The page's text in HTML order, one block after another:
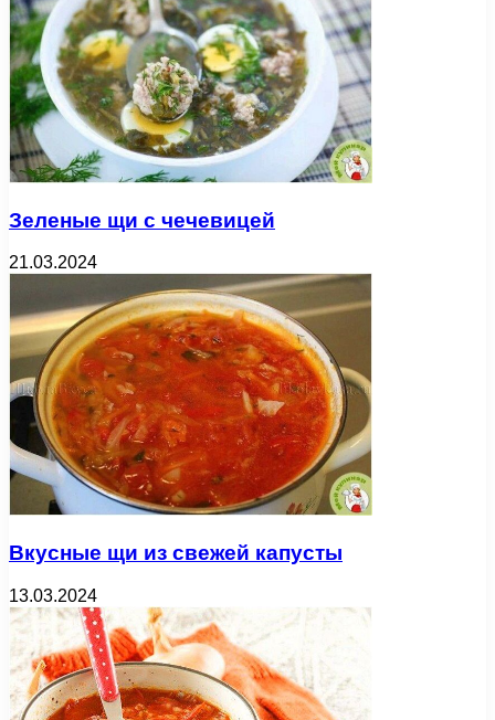
Зеленые щи с чечевицей
21.03.2024
Вкусные щи из свежей капусты
13.03.2024